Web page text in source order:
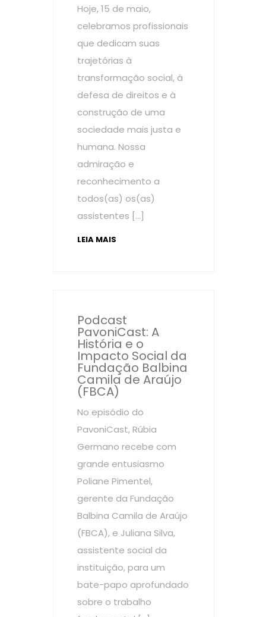
Hoje, 15 de maio,
celebramos profissionais
que dedicam suas
trajetórias à
transformação social, à
defesa de direitos e à
construção de uma
sociedade mais justa e
humana. Nossa
admiração e
reconhecimento a
todos(as) os(as)
assistentes […]
LEIA MAIS
Podcast
PavoniCast: A
História e o
Impacto Social da
Fundação Balbina
Camila de Araújo
(FBCA)
No episódio do
PavoniCast, Rúbia
Germano recebe com
grande entusiasmo
Poliane Pimentel,
gerente da Fundação
Balbina Camila de Araújo
(FBCA), e Juliana Silva,
assistente social da
instituição, para um
bate-papo aprofundado
sobre o trabalho